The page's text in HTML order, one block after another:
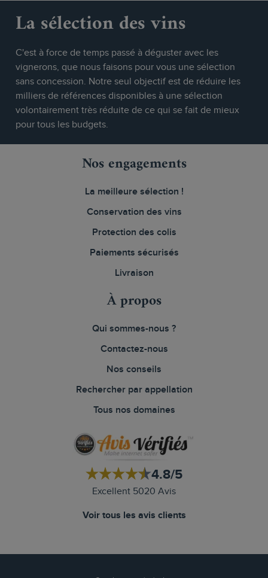
La sélection des vins
C'est à force de temps passé à déguster avec les
vignerons, que nous faisons pour vous une sélection
sans concession. Notre seul objectif est de réduire les
milliers de références disponibles à une sélection
volontairement très réduite de ce qui se fait de mieux
pour tous les budgets.
Nos engagements
La meilleure sélection !
Conservation des vins
Protection des colis
Paiements sécurisés
Livraison
À propos
Qui sommes-nous ?
Contactez-nous
Nos conseils
Rechercher par appellation
Tous nos domaines
4.8/5
Excellent 5020 Avis
Voir tous les avis clients